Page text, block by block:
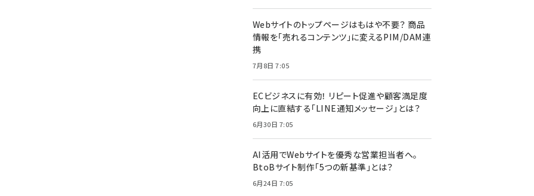
Webサイトのトップページはもはや不要？ 商品
情報を「売れるコンテンツ」に変えるPIM/DAM連
携
7月8日 7:05
ECビジネスに有効！ リピート促進や顧客満足度
向上に直結する「LINE通知メッセージ」とは？
6月30日 7:05
AI活用でWebサイトを優秀な営業担当者へ。
BtoBサイト制作「5つの新基準」とは？
6月24日 7:05